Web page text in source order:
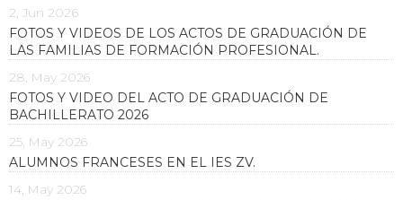
2, Jun 2026
FOTOS Y VIDEOS DE LOS ACTOS DE GRADUACIÓN DE
LAS FAMILIAS DE FORMACIÓN PROFESIONAL.
28, May 2026
FOTOS Y VIDEO DEL ACTO DE GRADUACIÓN DE
BACHILLERATO 2026
25, May 2026
ALUMNOS FRANCESES EN EL IES ZV.
14, May 2026